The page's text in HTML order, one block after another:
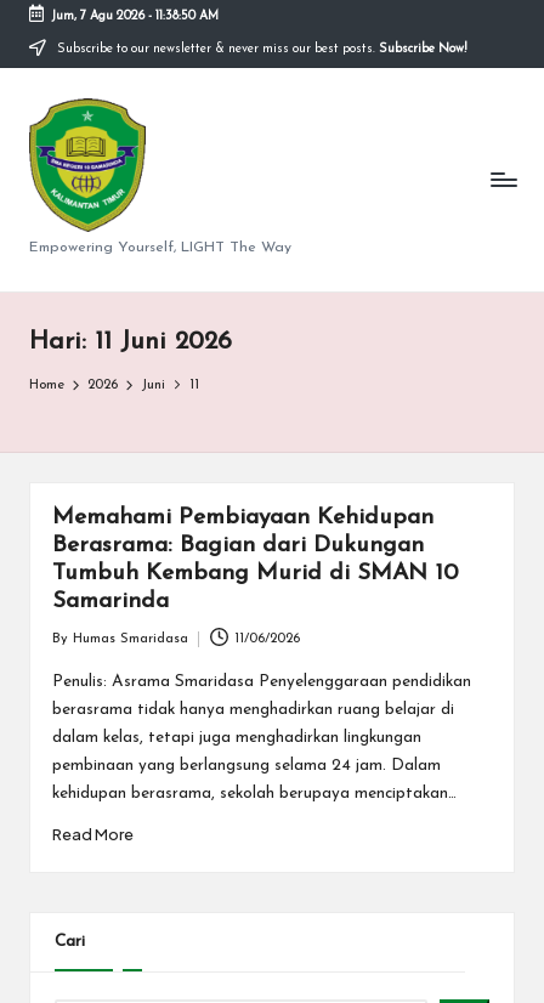
Skip
content
Jum, 7 Agu 2026- 11:38:51 AM
Subscribe to our newsletter & never miss our best posts. Subscribe Now!
S
M
A
N
e
g
er
1
m
ri
Empowering Yourself, LIGHT The Way
Hari: 11 Juni 2026
Home 2026 Juni
Memahami Pembiayaan Kehidupan
Berasrama: Bagian dari Dukungan
Tumbuh Kembang Murid di SMAN 10
Samarinda
by
By Humas Smaridasa 11/06/2026
Penulis: Asrama Smaridasa Penyelenggaraan pendidikan
berasrama tidak hanya menghadirkan ruang belajar di
dalam kelas, tetapi juga menghadirkan lingkungan
pembinaan yang berlangsung selama 24 jam. Dalam
kehidupan berasrama, sekolah berupaya menciptakan…
Read More
Cari